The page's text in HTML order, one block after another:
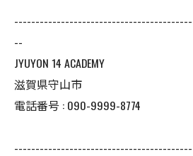
--
JYUYON 14 ACADEMY
滋賀県守山市
電話番号 : 090-9999-8774